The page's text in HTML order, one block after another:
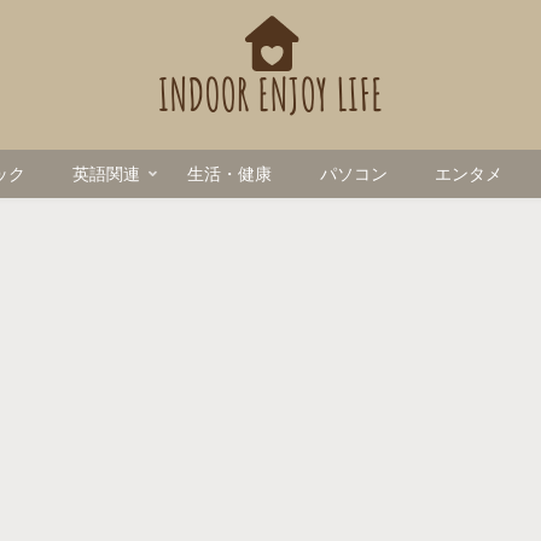
ク 英語関連 生活・健康 パソコン エンタメ